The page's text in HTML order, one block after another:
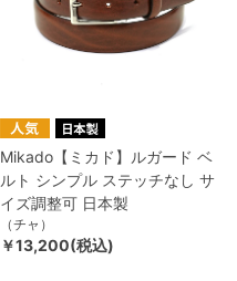
Mikado【ミカド】ルガード ベ
ルト シンプル ステッチなし サ
イズ調整可 日本製
（チャ）
￥13,200(税込)